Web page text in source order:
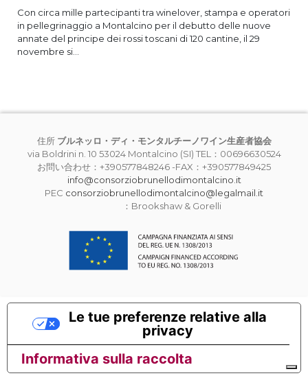
Con circa mille partecipanti tra winelover, stampa e operatori
in pellegrinaggio a Montalcino per il debutto delle nuove
annate del principe dei rossi toscani di 120 cantine, il 29
novembre si...
住所 ブルネッロ・ディ・モンタルチーノワイン生産者協会
via Boldrini n. 10 53024 Montalcino (SI) TEL：00696630524
お問い合わせ：+390577848246 -FAX：+390577849425
info@consorziobrunellodimontalcino.it
PEC consorziobrunellodimontalcino@legalmail.it
：Brookshaw & Gorelli
Informativa sulla raccolta
Le tue preferenze relative alla
privacy